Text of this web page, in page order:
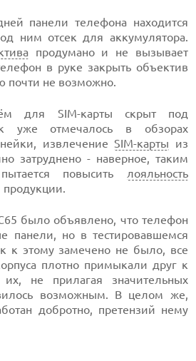
панели телефона находится
ним отсек для аккумулятора.
продумано и не вызывает
в руке закрыть объектив
почти не возможно.
для SIM-карты скрыт под
уже отмечалось в обзорах
извлечениеSIM-карты из
затруднено - наверное, таким
повысить лояльность
продукции.
было объявлено, что телефон
панели, но в тестировавшемся
к этому замечено не было, все
плотно примыкали друг к
их, не прилагая значительных
возможным. В целом же,
добротно, претензий нему